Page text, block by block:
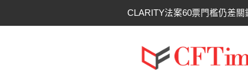
CLARITY法案60票門檻仍差
CLARITY法案道